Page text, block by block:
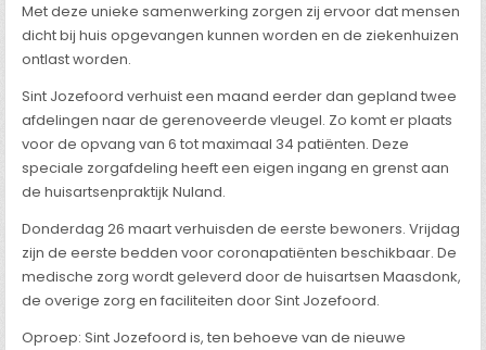
Met deze unieke samenwerking zorgen zij ervoor dat mensen
dicht bij huis opgevangen kunnen worden en de ziekenhuizen
ontlast worden.
Sint Jozefoord verhuist een maand eerder dan gepland twee
afdelingen naar de gerenoveerde vleugel. Zo komt er plaats
voor de opvang van 6 tot maximaal 34 patiënten. Deze
speciale zorgafdeling heeft een eigen ingang en grenst aan
de huisartsenpraktijk Nuland.
Donderdag 26 maart verhuisden de eerste bewoners. Vrijdag
zijn de eerste bedden voor coronapatiënten beschikbaar. De
medische zorg wordt geleverd door de huisartsen Maasdonk,
de overige zorg en faciliteiten door Sint Jozefoord.
Oproep: Sint Jozefoord is, ten behoeve van de nieuwe